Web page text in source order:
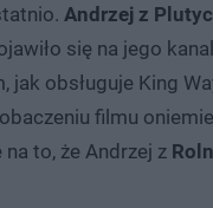
Andrzej z
się na jego
jak obsługuje King
filmu
to, że Andrzej z